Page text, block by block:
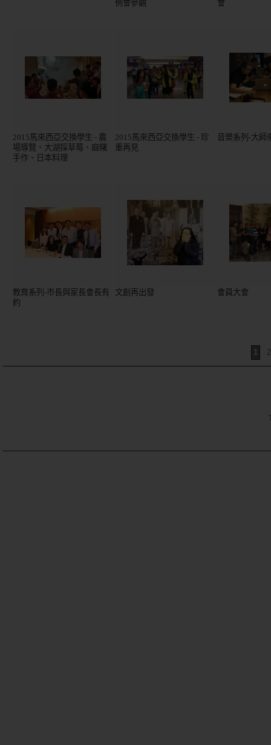
例會參觀
會
2015馬來西亞交換學生 - 農
場導覽、大湖採草莓、麻糬
手作、日本料理
2015馬來西亞交換學生 - 珍
重再見
音樂系列-大師
教育系列-市長與家長會長有
約
文創再出發 會員大會
1 2